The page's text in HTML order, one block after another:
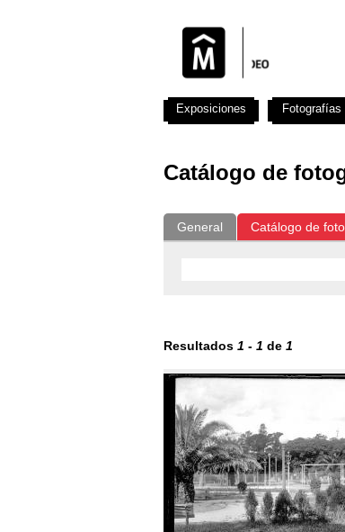
Catálogo de
General Catálogo de
Resultados 1 - 1 de 1
Exposiciones Fotografías